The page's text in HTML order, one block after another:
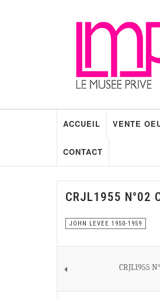
ACCUEIL VENTE
CONTACT
CRJL1955 N°02
JOHN LEVEE 1950-1959
CRJL1955